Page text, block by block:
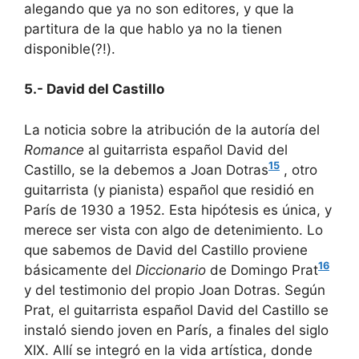
alegando que ya no son editores, y que la
partitura de la que hablo ya no la tienen
disponible(?!).
5.- David del Castillo
La noticia sobre la atribución de la autoría del
Romance al guitarrista español David del
Castillo, se la debemos a Joan Dotras15 , otro
guitarrista (y pianista) español que residió en
París de 1930 a 1952. Esta hipótesis es única, y
merece ser vista con algo de detenimiento. Lo
que sabemos de David del Castillo proviene
básicamente del Diccionario de Domingo Prat16
y del testimonio del propio Joan Dotras. Según
Prat, el guitarrista español David del Castillo se
instaló siendo joven en París, a finales del siglo
XIX. Allí se integró en la vida artística, donde